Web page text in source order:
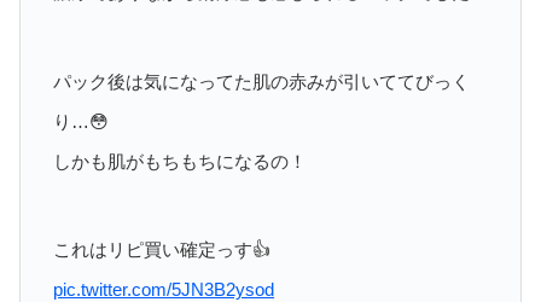
パック後は気になってた肌の赤みが引いててびっく
り…😳
しかも肌がもちもちになるの！
これはリピ買い確定っす👍
pic.twitter.com/5JN3B2ysod